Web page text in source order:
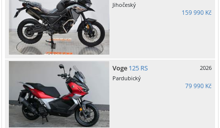
Jihočeský
159 990 Kč
Voge 125 RS
2026
Pardubický
79 990 Kč